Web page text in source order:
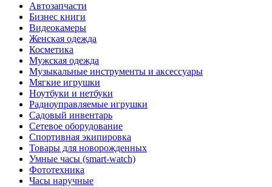
Автозапчасти
Бизнес книги
Видеокамеры
Женская одежда
Косметика
Мужская одежда
Музыкальные инструменты и аксессуары
Мягкие игрушки
Ноутбуки и нетбуки
Радиоуправляемые игрушки
Садовый инвентарь
Сетевое оборудование
Спортивная экипировка
Товары для новорожденных
Умные часы (smart-watch)
Фототехника
Часы наручные